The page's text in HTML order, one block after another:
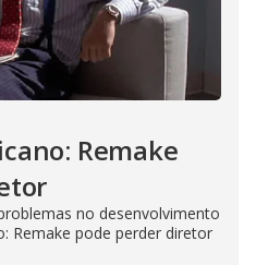
Remake
no desenvolvimento
Remake pode perder diretor